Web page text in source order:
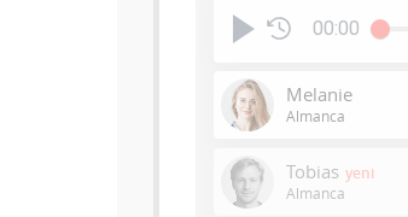
00:00
Melanie
Almanca
Tobias yeni
Almanca